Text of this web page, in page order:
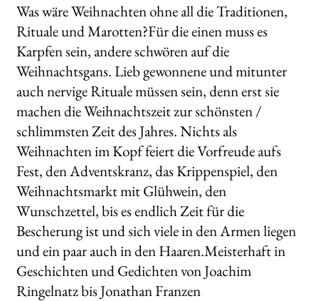
Was wäre Weihnachten ohne all die Traditionen,
Rituale und Marotten?Für die einen muss es
Karpfen sein, andere schwören auf die
Weihnachtsgans. Lieb gewonnene und mitunter
auch nervige Rituale müssen sein, denn erst sie
machen die Weihnachtszeit zur schönsten /
schlimmsten Zeit des Jahres. Nichts als
Weihnachten im Kopf feiert die Vorfreude aufs
Fest, den Adventskranz, das Krippenspiel, den
Weihnachtsmarkt mit Glühwein, den
Wunschzettel, bis es endlich Zeit für die
Bescherung ist und sich viele in den Armen liegen
und ein paar auch in den Haaren.Meisterhaft in
Geschichten und Gedichten von Joachim
Ringelnatz bis Jonathan Franzen